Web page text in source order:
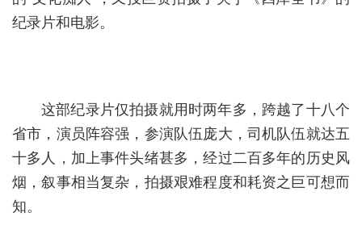
纪录片和电影。
这部纪录片仅拍摄就用时两年多，跨越了十八个
省市，演员阵容强，参演队伍庞大，司机队伍就达五
十多人，加上事件头绪甚多，经过二百多年的历史风
烟，叙事相当复杂，拍摄艰难程度和耗资之巨可想而
知。